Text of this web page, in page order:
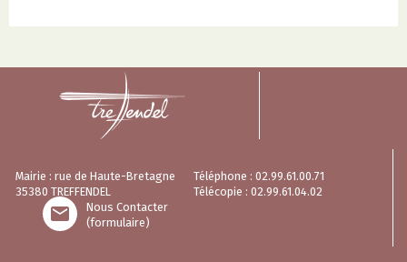
Mairie : rue de Haute-Bretagne
35380 TREFFENDEL
Téléphone : 02.99.61.00.71
Télécopie : 02.99.61.04.02

Nous Contacter
(formulaire)